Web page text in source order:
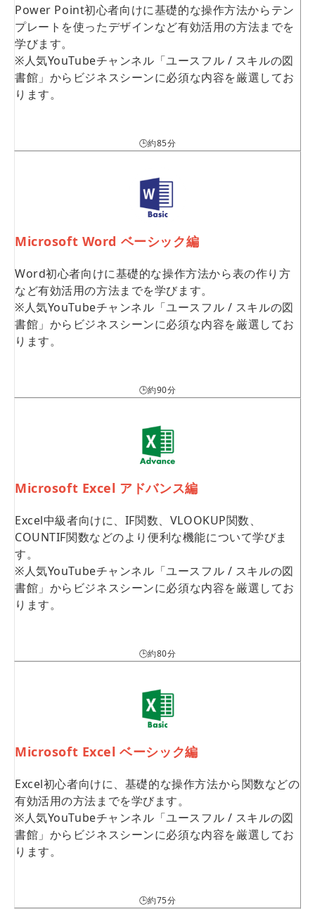
Power Point初心者向けに基礎的な操作方法からテン
プレートを使ったデザインなど有効活用の方法までを
学びます。
※人気YouTubeチャンネル「ユースフル / スキルの図
書館」からビジネスシーンに必須な内容を厳選してお
ります。
🕒約85分
Microsoft Word ベーシック編
Word初心者向けに基礎的な操作方法から表の作り方
など有効活用の方法までを学びます。
※人気YouTubeチャンネル「ユースフル / スキルの図
書館」からビジネスシーンに必須な内容を厳選してお
ります。
🕒約90分
Microsoft Excel アドバンス編
Excel中級者向けに、IF関数、VLOOKUP関数、
COUNTIF関数などのより便利な機能について学びま
す。
※人気YouTubeチャンネル「ユースフル / スキルの図
書館」からビジネスシーンに必須な内容を厳選してお
ります。
🕒約80分
Microsoft Excel ベーシック編
Excel初心者向けに、基礎的な操作方法から関数などの
有効活用の方法までを学びます。
※人気YouTubeチャンネル「ユースフル / スキルの図
書館」からビジネスシーンに必須な内容を厳選してお
ります。
🕒約75分